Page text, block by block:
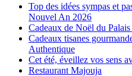
Top des idées sympas et
Nouvel An 2026
Cadeaux de Noël du Palais
Cadeaux tisanes
Authentique
Cet été, éveillez vos sens
Restaurant Majouja